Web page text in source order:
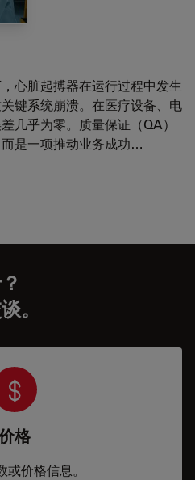
心脏起搏器在运行过程中发生
键系统崩溃。在医疗设备、电
几乎为零。质量保证（QA）
是一项推动业务成功…
。
格
或价格信息。